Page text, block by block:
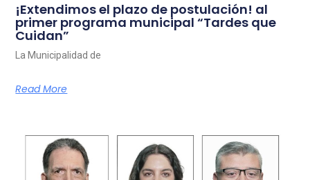
¡Extendimos el plazo de postulación! al
primer programa municipal “Tardes que
Cuidan”
La Municipalidad de
Read More